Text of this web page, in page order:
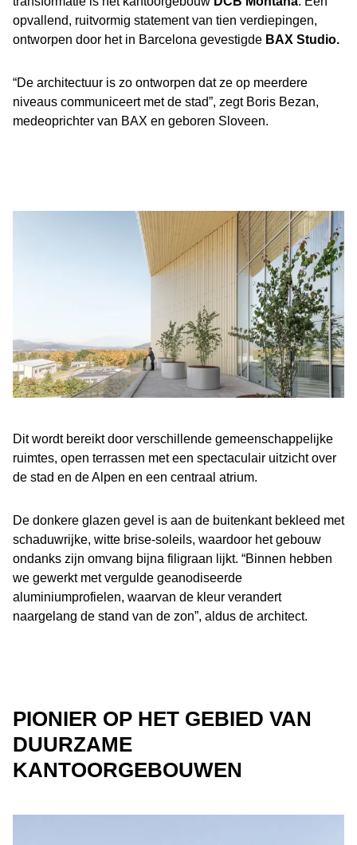
opvallend, ruitvormig statement van tien verdiepingen,
ontworpen door het in Barcelona gevestigde BAX Studio.
“De architectuur is zo ontworpen dat ze op meerdere
niveaus communiceert met de stad”, zegt Boris Bezan,
medeoprichter van BAX en geboren Sloveen.
Dit wordt bereikt door verschillende gemeenschappelijke
ruimtes, open terrassen met een spectaculair uitzicht over
de stad en de Alpen en een centraal atrium.
De donkere glazen gevel is aan de buitenkant bekleed met
schaduwrijke, witte brise-soleils, waardoor het gebouw
ondanks zijn omvang bijna filigraan lijkt. “Binnen hebben
we gewerkt met vergulde geanodiseerde
aluminiumprofielen, waarvan de kleur verandert
naargelang de stand van de zon”, aldus de architect.
PIONIER OP HET GEBIED VAN
DUURZAME
KANTOORGEBOUWEN